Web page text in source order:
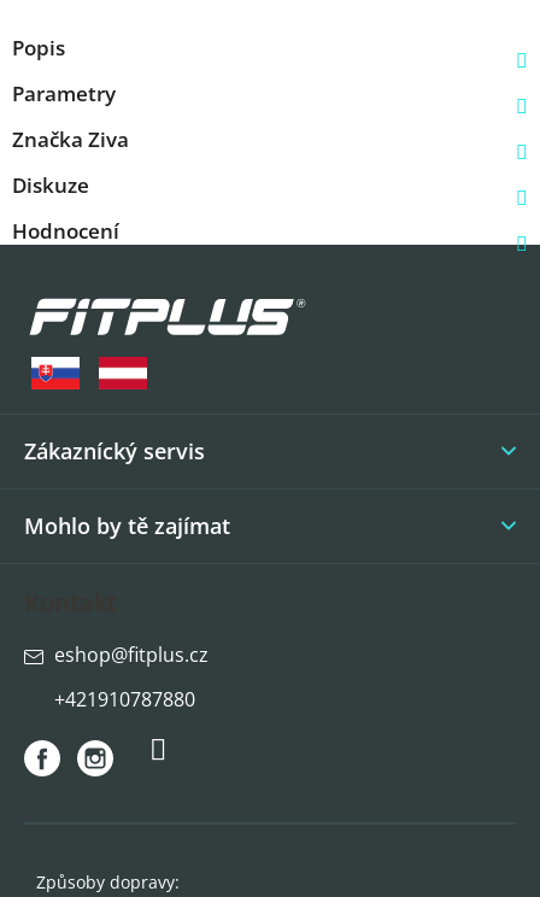
Popis
Parametry
Značka Ziva
Diskuze
Hodnocení
Zákaznícký servis
Mohlo by tě zajímat
eshop@fitplus.cz
+421910787880
Způsoby dopravy: